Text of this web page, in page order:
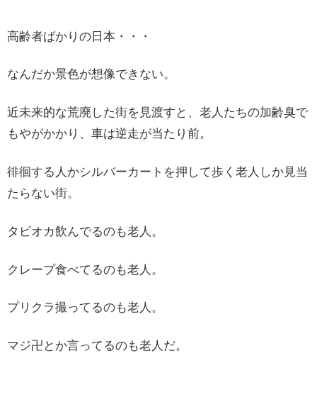
高齢者ばかりの日本・・・
なんだか景色が想像できない。
近未来的な荒廃した街を見渡すと、老人たちの加齢臭で
もやがかかり、車は逆走が当たり前。
徘徊する人かシルバーカートを押して歩く老人しか見当
たらない街。
タピオカ飲んでるのも老人。
クレープ食べてるのも老人。
プリクラ撮ってるのも老人。
マジ卍とか言ってるのも老人だ。